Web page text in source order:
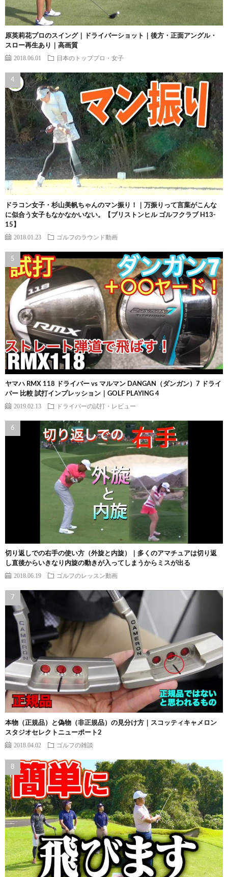
原英莉花プロのスイング｜ドライバーショット｜後方・正面アングル・
スロー再生あり｜高画質
2018.06.01 日本のトッププロ・女子
ドラコン女子・杉山美帆ちゃんのマン振り！｜万振りって言葉がこんな
に似合う女子もなかなかいない。【ブリストンヒル ゴルフクラブ H13-
15】
2018.01.23 ゴルフのラウンド動画
ヤマハ RMX 118 ドライバー vs マルマン DANGAN（ダンガン）7 ドライ
バー 比較 試打インプレッション｜GOLF PLAYING 4
2019.02.13 ドライバーの試打・レビュー
切り返しでの右手の使い方（外旋と内旋）｜多くのアマチュアは切り返
し直後からいきなり内旋の動きが入ってしまうからミスが出る
2018.06.19 ゴルフのレッスン動画
本物（正規品）と偽物（非正規品）の見分け方｜スコッティキャメロン
スタジオセレクトニューポート2
2018.04.02 ゴルフの雑談